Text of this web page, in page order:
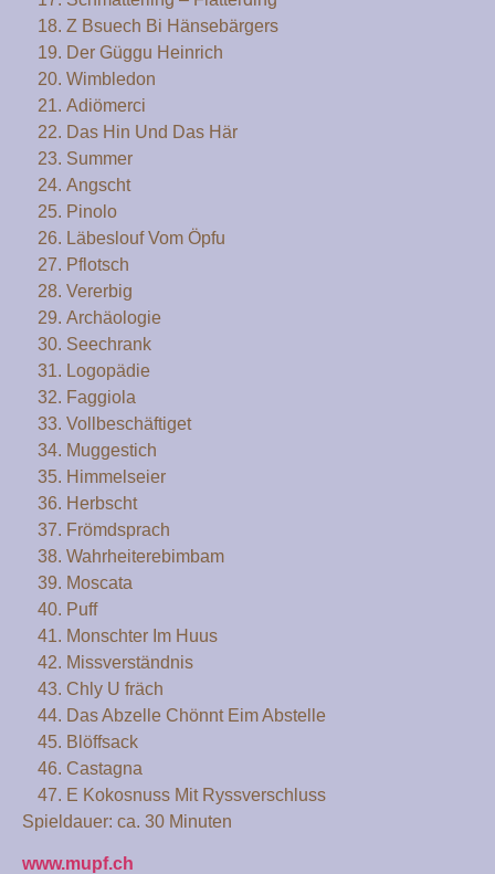
Z Bsuech Bi Hänsebärgers
Der Güggu Heinrich
Wimbledon
Adiömerci
Das Hin Und Das Här
Summer
Angscht
Pinolo
Läbeslouf Vom Öpfu
Pflotsch
Vererbig
Archäologie
Seechrank
Logopädie
Faggiola
Vollbeschäftiget
Muggestich
Himmelseier
Herbscht
Frömdsprach
Wahrheiterebimbam
Moscata
Puff
Monschter Im Huus
Missverständnis
Chly U fräch
Das Abzelle Chönnt Eim Abstelle
Blöffsack
Castagna
E Kokosnuss Mit Ryssverschluss
Spieldauer: ca. 30 Minuten
www.mupf.ch